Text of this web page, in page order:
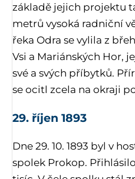
základě jejich projektu
metrů vysoká radniční
řeka Odra se vylila z
Vsi a Mariánských Hor,
své a svých příbytků.
se ocitl zcela na okraji
29. říjen 1893
Dne 29. 10. 1893 byl v
spolek Prokop.